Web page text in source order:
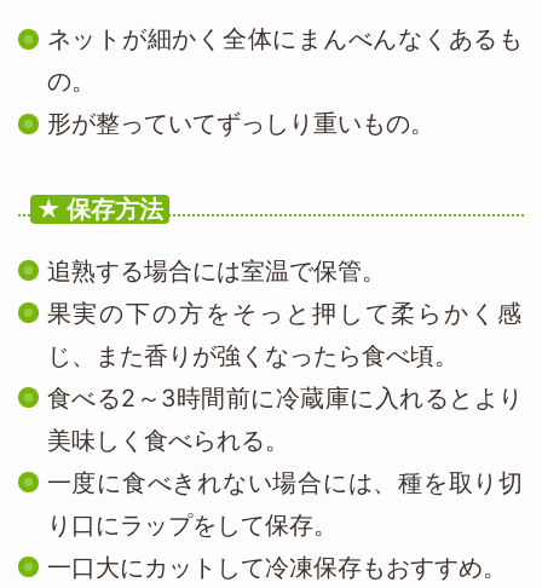
ネットが細かく全体にまんべんなくあるも
の。
形が整っていてずっしり重いもの。
保存方法
追熟する場合には室温で保管。
果実の下の方をそっと押して柔らかく感
じ、また香りが強くなったら食べ頃。
食べる2～3時間前に冷蔵庫に入れるとより
美味しく食べられる。
一度に食べきれない場合には、種を取り切
り口にラップをして保存。
一口大にカットして冷凍保存もおすすめ。